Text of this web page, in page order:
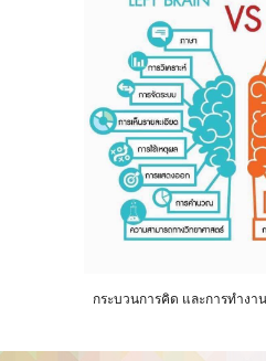
กระบวนการคิด และการทำงา